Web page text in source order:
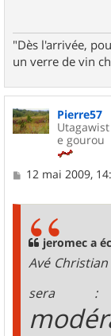
"Dès l'arrivée,
un verre de vin
Pierre57
Utagawist
e gourou
M12 mai 2009,
jeromec a
Avé
sera